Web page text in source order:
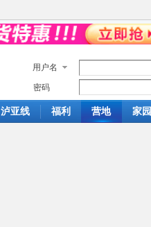
用户名
密码
泸亚线 福利 营地 家园